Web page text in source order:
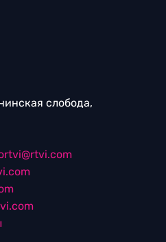
слобода,